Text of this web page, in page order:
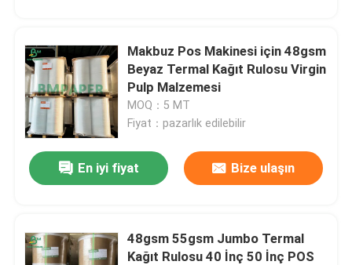
Makbuz Pos Makinesi için 48gsm
Beyaz Termal Kağıt Rulosu Virgin
Pulp Malzemesi
MOQ：5 MT
Fiyat：pazarlık edilebilir
En iyi fiyat Bize ulaşın
48gsm 55gsm Jumbo Termal
Kağıt Rulosu 40 İnç 50 İnç POS